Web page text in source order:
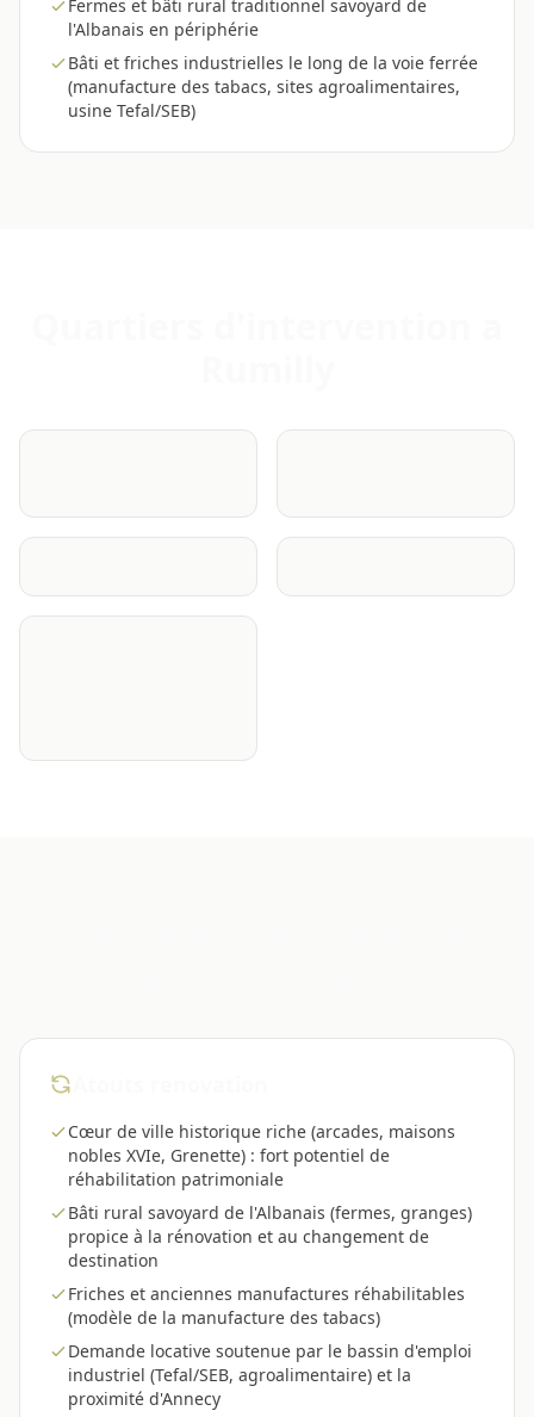
Fermes et bâti rural traditionnel savoyard de
l'Albanais en périphérie
Bâti et friches industrielles le long de la voie ferrée
(manufacture des tabacs, sites agroalimentaires,
usine Tefal/SEB)
Cœur de ville historique riche (arcades, maisons
nobles XVIe, Grenette) : fort potentiel de
réhabilitation patrimoniale
Bâti rural savoyard de l'Albanais (fermes, granges)
propice à la rénovation et au changement de
destination
Friches et anciennes manufactures réhabilitables
(modèle de la manufacture des tabacs)
Demande locative soutenue par le bassin d'emploi
industriel (Tefal/SEB, agroalimentaire) et la
proximité d'Annecy